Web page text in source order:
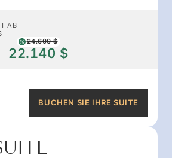
AB
24.600 $
22.140 $
BUCHEN SIE IHRE SUITE